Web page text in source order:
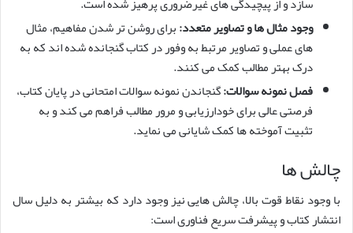
وجود مثال ها و تصاویر متعدد:برای روشن تر شدن مفاهیم، مثال
های عملی و تصاویر مرتبط به وفور در کتاب گنجانده شده اند که به
درک بهتر مطالب کمک می کنند.
فصل نمونه سوالات:گنجاندن نمونه سوالات امتحانی در پایان کتاب،
فرصتی عالی برای خودارزیابی و مرور مطالب فراهم می کند و به
تثبیت آموخته ها کمک شایانی می نماید.
چالش ها
با وجود نقاط قوت بالا، چالش هایی نیز وجود دارد که بیشتر به دلیل سال
انتشار کتاب و پیشرفت سریع فناوری است: